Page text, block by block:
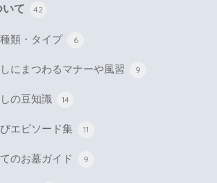
いて 42
類・タイプ 6
にまつわるマナーや風習 9
の豆知識 14
エピソード集 11
のお墓ガイド 9